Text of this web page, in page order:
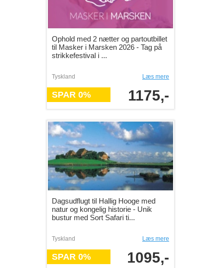
Ophold med 2 nætter og partoutbillet
til Masker i Marsken 2026 - Tag på
strikkefestival i ...
Tyskland Læs mere
SPAR 0% 1175,-
Dagsudflugt til Hallig Hooge med
natur og kongelig historie - Unik
bustur med Sort Safari ti...
Tyskland Læs mere
SPAR 0% 1095,-